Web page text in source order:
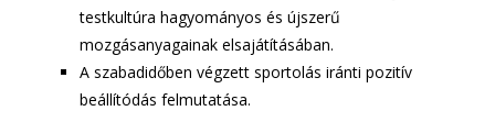
testkultúra hagyományos és újszerű
mozgásanyagainak elsajátításában.
A szabadidőben végzett sportolás iránti pozitív
beállítódás felmutatása.